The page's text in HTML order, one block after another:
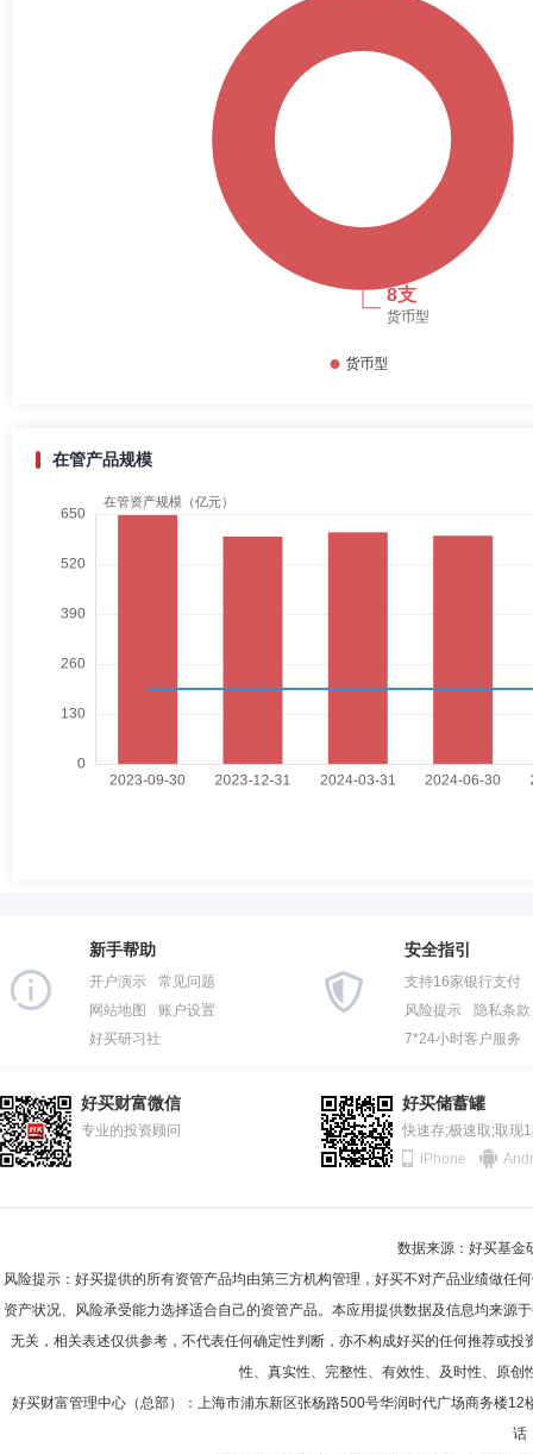
在管产品规模
新手帮助
开户演示
常见问题
网站地图
账户设置
好买研习社
安全指引
支持16家银行支付
风险提示
隐私条款
7*24小时客户服务
好买财富微信
专业的投资顾问
好买储蓄罐
快速存;极速取;取现
iPhone
数据来源：好买基金
风险提示：好买提供的所有资管产品均由第三方机构管理，好买不对产品业绩做
资产状况、风险承受能力选择适合自己的资管产品。本应用提供数据及信息均来
无关，相关表述仅供参考，不代表任何确定性判断，亦不构成好买的任何推荐或
性、真实性、完整性、有效性、及时性、原
好买财富管理中心（总部）：上海市浦东新区张杨路500号华润时代广场商务楼12
话